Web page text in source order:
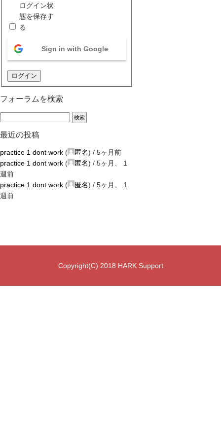
ログイン状
態を保存す
る
Sign in with Google
ログイン
フォーラムを検索
最近の投稿
practice 1 dont work ( 匿名) / 5ヶ月前
practice 1 dont work ( 匿名) / 5ヶ月、 1
週前
practice 1 dont work ( 匿名) / 5ヶ月、 1
週前
Copyright(C) 2018 HARK Support